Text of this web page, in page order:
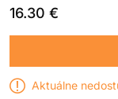
16.30 €
Aktuálne